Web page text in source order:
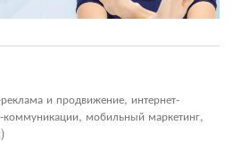
и продвижение, интернет-
коммуникации, мобильный маркетинг,